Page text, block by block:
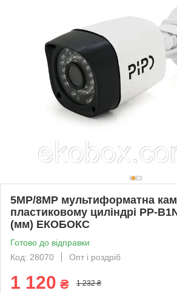
5MP/8MP мультиформатна
пластиковому циліндрі PP-
(мм) ЕКОБОКС
Готово до відправки
Код: 28070
Опт і роздріб
1 120 ₴ 1 232 ₴